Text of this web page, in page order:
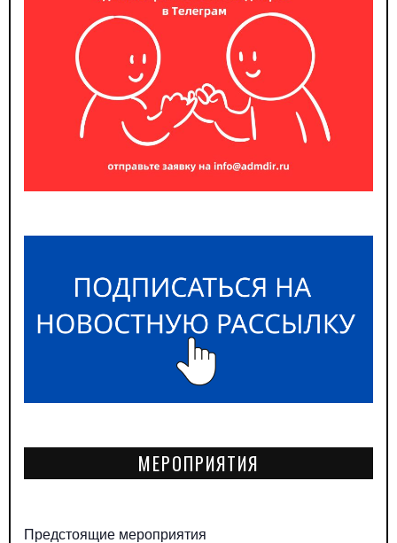
МЕРОПРИЯТИЯ
Предстоящие мероприятия